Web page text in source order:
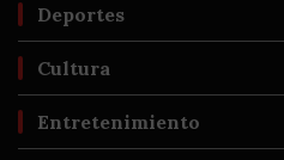
Deportes
Cultura
Entretenimiento